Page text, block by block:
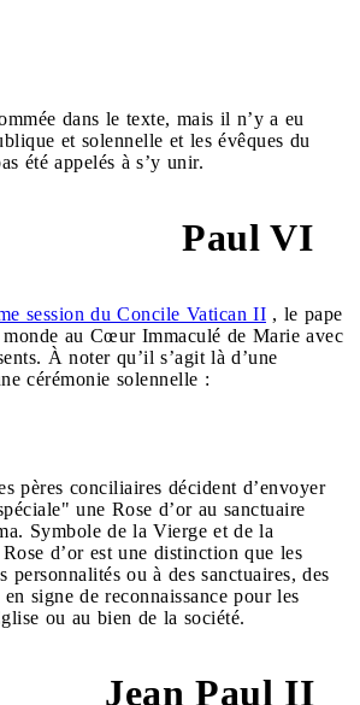
dans le texte, mais il n’y a eu
et solennelle et les évêques du
été appelés à s’y unir.
Paul VI
session du Concile Vatican II , le pape
au Cœur Immaculé de Marie avec
À noter qu’il s’agit là d’une
cérémonie solennelle :
pères conciliaires décident d’envoyer
une Rose d’or au sanctuaire
Symbole de la Vierge et de la
d’or est une distinction que les
personnalités ou à des sanctuaires, des
signe de reconnaissance pour les
ou au bien de la société.
Jean Paul II